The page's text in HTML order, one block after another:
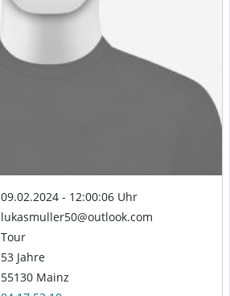
09.02.2024 - 12:00:06 Uhr
lukasmuller50@outlook.com
Tour
53 Jahre
55130 Mainz